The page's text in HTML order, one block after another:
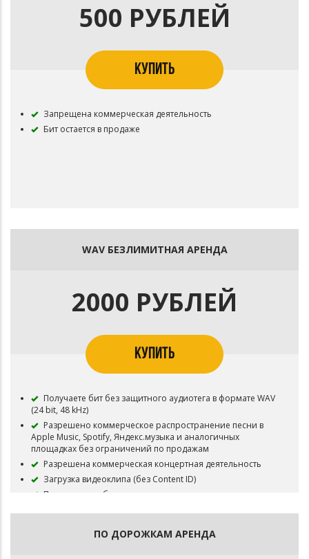
500 РУБЛЕЙ
КУПИТЬ
Запрещена коммерческая деятельность
Бит остается в продаже
WAV БЕЗЛИМИТНАЯ АРЕНДА
2000 РУБЛЕЙ
КУПИТЬ
Получаете бит без защитного аудиотега в формате WAV
(24 bit, 48 kHz)
Разрешено коммерческое распространение песни в
Apple Music, Spotify, Яндекс.музыка и аналогичных
площадках без ограничений по продажам
Разрешена коммерческая концертная деятельность
Загрузка видеоклипа (без Content ID)
Перепродажа бита запрещена
ПО ДОРОЖКАМ АРЕНДА